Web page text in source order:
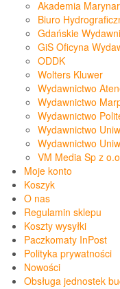
Akademia
Biuro
Gdańskie
GiS Oficyna
ODDK
Wolters Kluwer
Wydawnictwo
Wydawnictwo
Wydawnictwo
Wydawnictwo
Wydawnictwo
VM Media Sp z
Moje konto
Koszyk
O nas
Regulamin sklepu
Koszty wysyłki
Paczkomaty InPost
Polityka prywatności
Nowości
Obsługa jednostek